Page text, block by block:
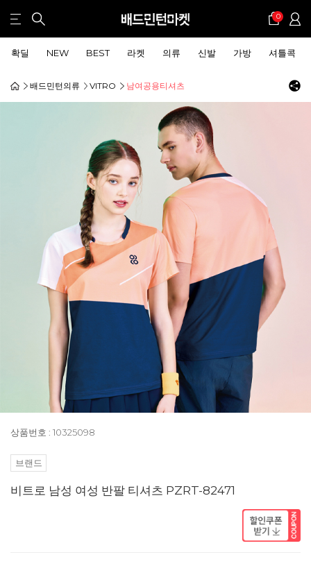
0
확딜 NEW BEST 라켓 의류 신발 가방 셔틀콕
배드민턴의류 VITRO 남여공용티셔츠
상품번호 : 10325098
브랜드
비트로 남성 여성 반팔 티셔츠 PZRT-82471